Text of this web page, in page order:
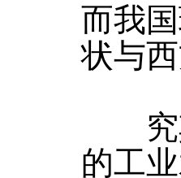
而我
状与
究其
的工